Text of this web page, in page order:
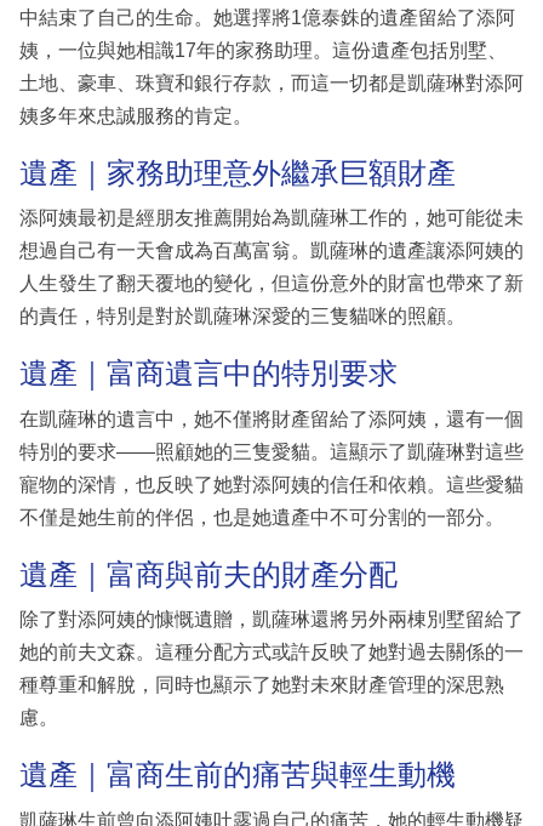
中結束了自己的生命。她選擇將1億泰銖的遺產留給了添阿
姨，一位與她相識17年的家務助理。這份遺產包括別墅、
土地、豪車、珠寶和銀行存款，而這一切都是凱薩琳對添阿
姨多年來忠誠服務的肯定。
遺產｜家務助理意外繼承巨額財產
添阿姨最初是經朋友推薦開始為凱薩琳工作的，她可能從未
想過自己有一天會成為百萬富翁。凱薩琳的遺產讓添阿姨的
人生發生了翻天覆地的變化，但這份意外的財富也帶來了新
的責任，特別是對於凱薩琳深愛的三隻貓咪的照顧。
遺產｜富商遺言中的特別要求
在凱薩琳的遺言中，她不僅將財產留給了添阿姨，還有一個
特別的要求——照顧她的三隻愛貓。這顯示了凱薩琳對這些
寵物的深情，也反映了她對添阿姨的信任和依賴。這些愛貓
不僅是她生前的伴侶，也是她遺產中不可分割的一部分。
遺產｜富商與前夫的財產分配
除了對添阿姨的慷慨遺贈，凱薩琳還將另外兩棟別墅留給了
她的前夫文森。這種分配方式或許反映了她對過去關係的一
種尊重和解脫，同時也顯示了她對未來財產管理的深思熟
慮。
遺產｜富商生前的痛苦與輕生動機
凱薩琳生前曾向添阿姨吐露過自己的痛苦，她的輕生動機疑